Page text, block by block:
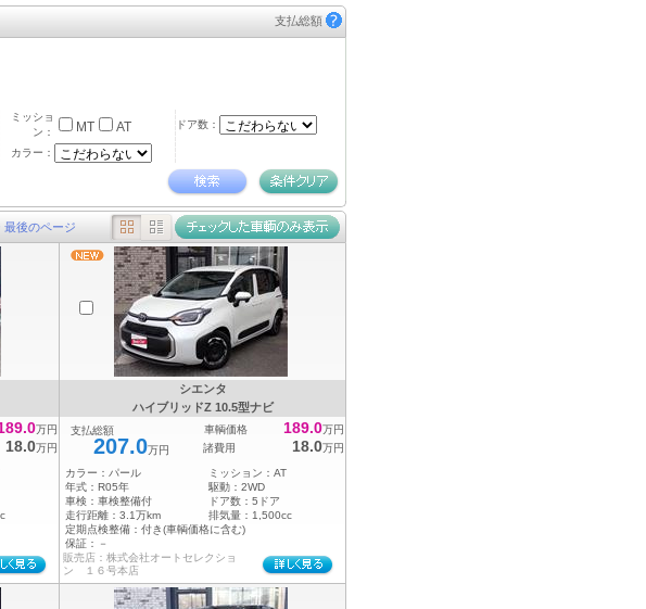
支払総額
ミッショ
ン：
MT AT ドア数：
カラー：
最後のページ
万円
18.0万円
シエンタ
ハイブリッドZ 10.5型ナビ
支払総額
207.0万円
車輌価格 189.0万円
諸費用
18.0万円
カラー： パール ミッション： AT
年式： R05年 駆動： 2WD
車検： 車検整備付 ドア数： 5ドア
走行距離： 3.1万km 排気量： 1,500cc
定期点検整備： 付き(車輌価格に含む)
保証：
－
販売店：株式会社オートセレクショ
ン １６号本店